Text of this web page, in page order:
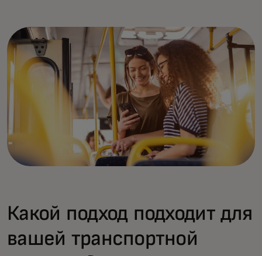
Какой подход подходит для
вашей транспортной